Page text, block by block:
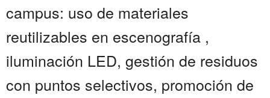
campus: uso de materiales
reutilizables en escenografía ,
iluminación LED, gestión de residuos
con puntos selectivos, promoción de